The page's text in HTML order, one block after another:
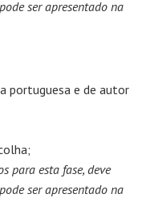
ser apresentado na
portuguesa e de autor
para esta fase, deve
ser apresentado na